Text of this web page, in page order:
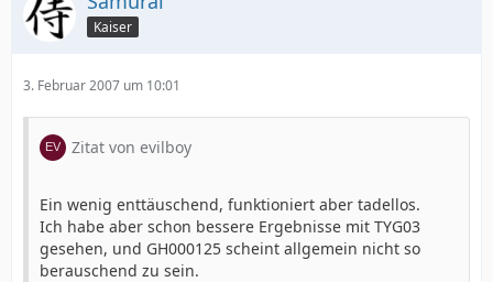
Kaiser
3. Februar 2007 um 10:01
Zitat von evilboy
Ein wenig enttäuschend, funktioniert aber tadellos.
Ich habe aber schon bessere Ergebnisse mit TYG03
gesehen, und GH000125 scheint allgemein nicht so
berauschend zu sein.